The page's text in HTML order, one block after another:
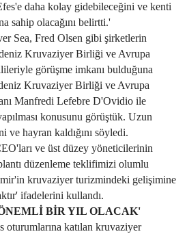
daha kolay gidebileceğini ve kenti
sahip olacağını belirtti.'
Sea, Fred Olsen gibi şirketlerin
Kruvaziyer Birliği ve Avrupa
görüşme imkanı bulduğuna
Kruvaziyer Birliği ve Avrupa
Manfredi Lefebre D'Ovidio ile
konusunu görüştük. Uzun
ve hayran kaldığını söyledi.
ve üst düzey yöneticilerinin
düzenleme teklifimizi olumlu
kruvaziyer turizmindeki gelişimine
ifadelerini kullandı.
BİR YIL OLACAK'
oturumlarına katılan kruvaziyer